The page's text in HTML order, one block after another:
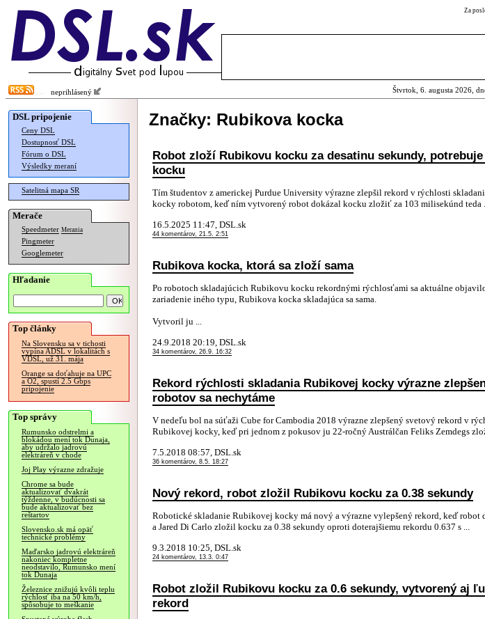
Za
neprihlásený Štvrtok, 6. augusta 2026,
DSL pripojenie
Ceny DSL
Dostupnosť DSL
Fórum o DSL
Výsledky meraní
Satelitná mapa SR
Merače
Speedmeter Merania
Pingmeter
Googlemeter
Hľadanie
Top články
Na Slovensku sa v tichosti
vypína ADSL v lokalitách s
VDSL, už 31. mája
Orange sa doťahuje na UPC
a O2, spustí 2.5 Gbps
pripojenie
Top správy
Rumunsko odstrelmi a
blokádou mení tok Dunaja,
aby udržalo jadrovú
elektráreň v chode
Joj Play výrazne zdražuje
Chrome sa bude
aktualizovať dvakrát
týždenne, v budúcnosti sa
bude aktualizovať bez
reštartov
Slovensko.sk má opäť
technické problémy
Maďarsko jadrovú elektráreň
nakoniec kompletne
neodstavilo, Rumunsko mení
tok Dunaja
Železnice znižujú kvôli teplu
rýchlosť iba na 50 km/h,
spôsobuje to meškanie
Značky: Rubikova kocka
Robot zloží Rubikovu kocku za desatinu sekundy,
kocku
Tím študentov z americkej Purdue University výrazne zlepšil rekord v rýchlosti
kocky robotom, keď ním vytvorený robot dokázal kocku zložiť za 103 milisekúnd teda
16.5.2025 11:47, DSL.sk
44 komentárov, 21.5. 2:51
Rubikova kocka, ktorá sa zloží sama
Po robotoch skladajúcich Rubikovu kocku rekordnými rýchlosťami sa aktuálne
zariadenie iného typu, Rubikova kocka skladajúca sa sama.
Vytvoril ju ...
24.9.2018 20:19, DSL.sk
34 komentárov, 26.9. 16:32
Rekord rýchlosti skladania Rubikovej kocky výrazne
robotov sa nechytáme
V nedeľu bol na súťaži Cube for Cambodia 2018 výrazne zlepšený svetový rekord v
Rubikovej kocky, keď pri jednom z pokusov ju 22-ročný Austrálčan Feliks Zemdegs
7.5.2018 08:57, DSL.sk
36 komentárov, 8.5. 18:27
Nový rekord, robot zložil Rubikovu kocku za 0.38 sekundy
Robotické skladanie Rubikovej kocky má nový a výrazne vylepšený rekord, keď robot
a Jared Di Carlo zložil kocku za 0.38 sekundy oproti doterajšiemu rekordu 0.637 s ...
9.3.2018 10:25, DSL.sk
24 komentárov, 13.3. 0:47
Robot zložil Rubikovu kocku za 0.6 sekundy, vytvorený aj
rekord